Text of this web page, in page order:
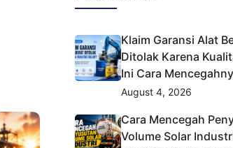
Klaim Garansi Alat
Ditolak Karena
Ini Cara
August 4, 2026
Cara Mencegah
Volume Solar